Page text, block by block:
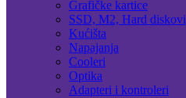
Grafičke kartice
SSD, M2, Hard diskovi
Kućišta
Napajanja
Cooleri
Optika
Adapteri i kontroleri